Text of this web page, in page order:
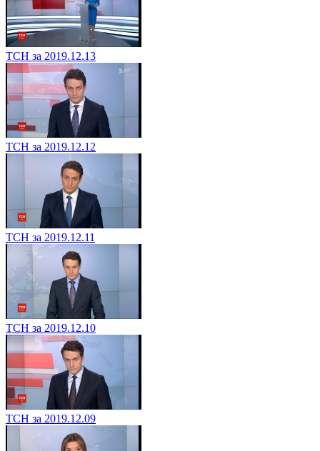
ТСН за 2019.12.13
ТСН за 2019.12.12
ТСН за 2019.12.11
ТСН за 2019.12.10
ТСН за 2019.12.09